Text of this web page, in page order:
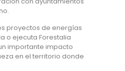
proyectos de energías
o ejecuta Forestalia
importante impacto
en el territorio donde